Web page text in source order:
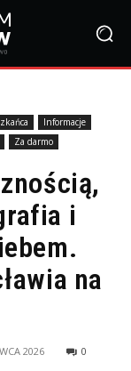
Informacje
Za darmo
i
na
2026 0